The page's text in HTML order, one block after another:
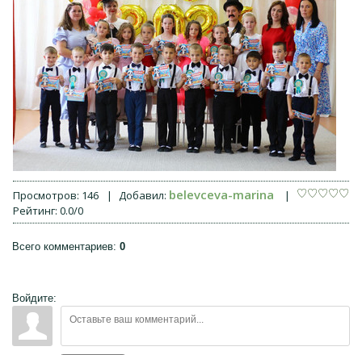
ГОСТЕВАЯ КНИГА
ФОТО
ВИДЕО
КОНТАКТЫ
Просмотров: 146 | Добавил: belevceva-marina
|
Рейтинг: 0.0/0
Всего комментариев: 0
Войдите: